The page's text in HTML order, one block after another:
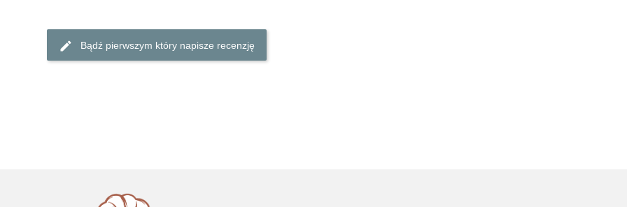
Bądź pierwszym który napisze recenzję